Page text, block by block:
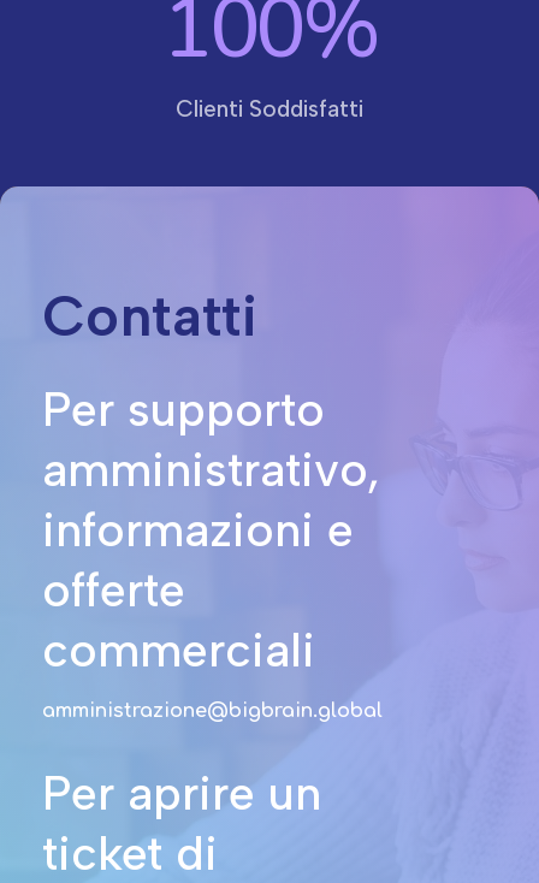
100%
Clienti Soddisfatti
Contatti
Per supporto
amministrativo,
informazioni e
offerte
commerciali
amministrazione@bigbrain.global
Per aprire un
ticket di